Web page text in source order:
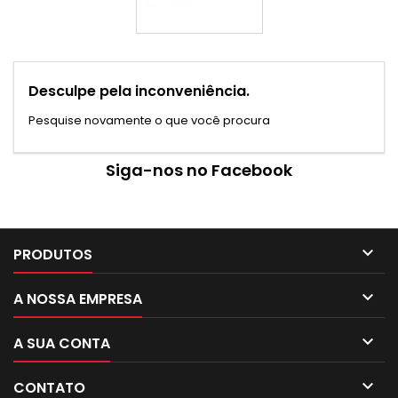
Desculpe pela inconveniência.
Pesquise novamente o que você procura
Siga-nos no Facebook
PRODUTOS 
A NOSSA EMPRESA 
A SUA CONTA 
CONTATO 